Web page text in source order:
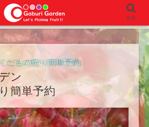
くだもの狩り簡単予約
ン
簡単予約
検索